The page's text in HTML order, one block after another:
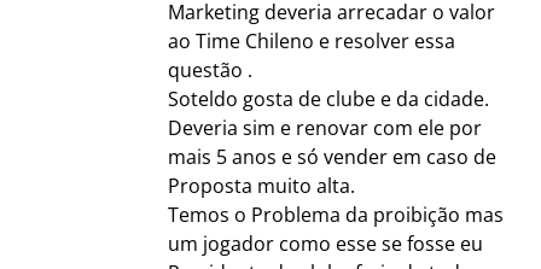
Marketing deveria arrecadar o valor
ao Time Chileno e resolver essa
questão .
Soteldo gosta de clube e da cidade.
Deveria sim e renovar com ele por
mais 5 anos e só vender em caso de
Proposta muito alta.
Temos o Problema da proibição mas
um jogador como esse se fosse eu